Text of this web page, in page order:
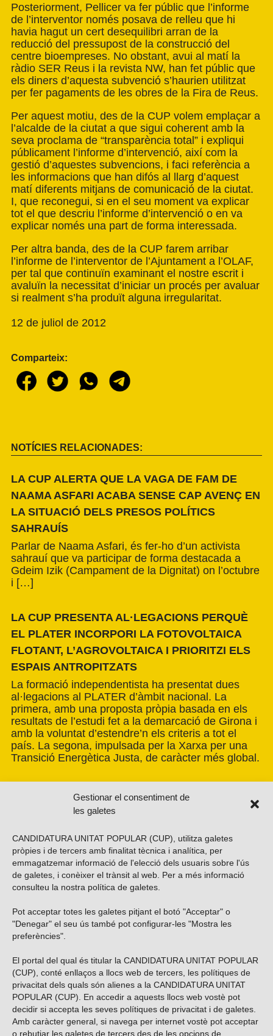
Gestionar el consentiment de
les galetes
CANDIDATURA UNITAT POPULAR (CUP), utilitza galetes
pròpies i de tercers amb finalitat tècnica i analítica, per
emmagatzemar informació de l'elecció dels usuaris sobre l'ús
de galetes, i conèixer el trànsit al web. Per a més informació
consulteu la nostra política de galetes
Pot acceptar totes les galetes pitjant el botó "Acceptar" o
"Denegar" el seu ús també pot configurar-les "Mostra les
preferències".
El portal del qual és titular la CANDIDATURA UNITAT POPULAR
(CUP), conté enllaços a llocs web de tercers, les polítiques de
privacitat dels quals són alienes a la CANDIDATURA UNITAT
POPULAR (CUP). En accedir a aquests llocs web vostè pot
decidir si accepta les seves polítiques de privacitat i de galetes.
Amb caràcter general, si navega per internet vostè pot acceptar
o rebutjar les galetes de tercers des de les opcions de
Posteriorment, Pellicer va fer públic que l’informe
de l’interventor només posava de relleu que hi
havia hagut un cert desequilibri arran de la
reducció del pressupost de la construcció del
centre bioempreses. No obstant, avui al matí la
ràdio SER Reus i la revista NW, han fet públic que
els diners d’aquesta subvenció s’haurien utilitzat
per fer pagaments de les obres de la Fira de Reus.
Per aquest motiu, des de la CUP volem emplaçar a
l’alcalde de la ciutat a que sigui coherent amb la
seva proclama de “transparència total” i expliqui
públicament l’informe d’intervenció, així com la
gestió d’aquestes subvencions, i faci referència a
les informacions que han difós al llarg d’aquest
matí diferents mitjans de comunicació de la ciutat.
I, que reconegui, si en el seu moment va explicar
tot el que descriu l’informe d’intervenció o en va
explicar només una part de forma interessada.
Per altra banda, des de la CUP farem arribar
l’informe de l’interventor de l’Ajuntament a l’OLAF,
per tal que continuïn examinant el nostre escrit i
avaluïn la necessitat d’iniciar un procés per avaluar
si realment s’ha produït alguna irregularitat.
12 de juliol de 2012
Comparteix:
NOTÍCIES RELACIONADES:
LA CUP ALERTA QUE LA VAGA DE FAM DE
NAAMA ASFARI ACABA SENSE CAP AVENÇ EN
LA SITUACIÓ DELS PRESOS POLÍTICS
SAHRAUÍS
Parlar de Naama Asfari, és fer-ho d’un activista
sahrauí que va participar de forma destacada a
Gdeim Izik (Campament de la Dignitat) on l’octubre
i […]
LA CUP PRESENTA AL·LEGACIONS PERQUÈ
EL PLATER INCORPORI LA FOTOVOLTAICA
FLOTANT, L’AGROVOLTAICA I PRIORITZI ELS
ESPAIS ANTROPITZATS
La formació independentista ha presentat dues
al·legacions al PLATER d’àmbit nacional. La
primera, amb una proposta pròpia basada en els
resultats de l’estudi fet a la demarcació de Girona i
amb la voluntat d’estendre’n els criteris a tot el
país. La segona, impulsada per la Xarxa per una
Transició Energètica Justa, de caràcter més global.
Vols subscriure’t al nostre butlletí?
ENVIAR
Troba’ns a les xarxes socials